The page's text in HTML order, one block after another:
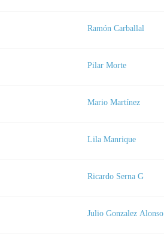
Ramón Carballal
Pilar Morte
Mario Martínez
Lila Manrique
Ricardo Serna G
Julio Gonzalez Alonso